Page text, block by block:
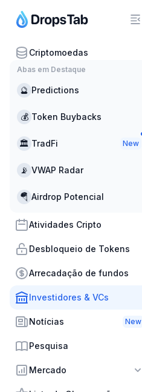
Criptomoedas
Abas em Destaque
🔮 Predictions
💰 Token Buybacks
🏛 TradFi New
📡 VWAP Radar
🪂 Airdrop Potencial
Atividades Cripto
Desbloqueio de Tokens
Arrecadação de fundos
Investidores & VCs
Notícias New
Pesquisa
Mercado
−33.55% $64,969.76